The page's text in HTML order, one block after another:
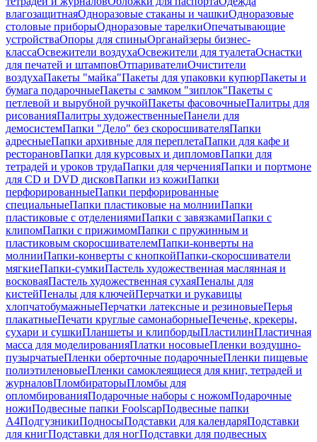
влагозащитнаяОдноразовые стаканы и чашкиОдноразовые
столовые приборыОдноразовые тарелкиОпечатывающие
устройстваОпоры для спиныОрганайзеры бизнес-
классаОсвежители воздухаОсвежители для туалетаОснастки
для печатей и штамповОтпаривателиОчистители
воздухаПакеты "майка"Пакеты для упаковки купюрПакеты и
бумага подарочныеПакеты с замком "зиплок"Пакеты с
петлевой и вырубной ручкойПакеты фасовочныеПалитры для
рисованияПалитры художественныеПанели для
демосистемПапки "Дело" без скоросшивателяПапки
адресныеПапки архивные для переплетаПапки для кафе и
ресторановПапки для курсовых и дипломовПапки для
тетрадей и уроков трудаПапки для черченияПапки и портмоне
для CD и DVD дисковПапки из кожиПапки
перфорированныеПапки перфорированные
специальныеПапки пластиковые на молнииПапки
пластиковые с отделениямиПапки с завязкамиПапки с
клипомПапки с прижимомПапки с пружинным и
пластиковым скоросшивателемПапки-конверты на
молнииПапки-конверты с кнопкойПапки-скоросшиватели
мягкиеПапки-сумкиПастель художественная маслянная и
восковаяПастель художественная сухаяПеналы для
кистейПеналы для ключейПерчатки и рукавицы
хлопчатобумажныеПерчатки латексные и резиновыеПерья
плакатныеПечати круглые самонаборныеПеченье, крекеры,
сухари и сушкиПланшеты и клипбордыПластилинПластичная
масса для моделированияПлатки носовыеПленки воздушно-
пузырчатыеПленки оберточные подарочныеПленки пищевые
полиэтиленовыеПленки самоклеящиеся для книг, тетрадей и
журналовПломбираторыПломбы для
опломбированияПодарочные наборы с ножомПодарочные
ножиПодвесные папки FoolscapПодвесные папки
А4ПодгузникиПодносыПодставки для календаряПодставки
для книгПодставки для ногПодставки для подвесных